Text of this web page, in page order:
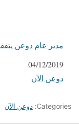
مدير عام دوعن
التاريخ
04/12/2019
في ما يتعلق بما يأتي
دوعن الآن
Categories: دوعن الآن